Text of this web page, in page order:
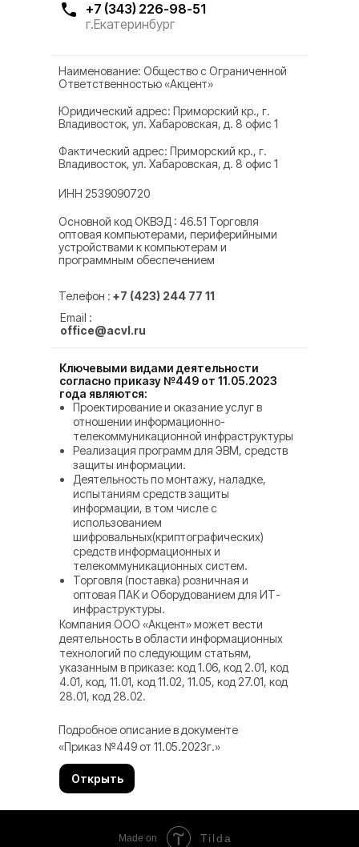
+7 (343) 226-98-51
г.Екатеринбург
Email :
office@acvl.ru
Телефон : +7 (423) 244 77 11
Основной код ОКВЭД : 46.51 Торговля
оптовая компьютерами, периферийными
устройствами к компьютерам и
программным обеспечением
ИНН 2539090720
Фактический адрес: Приморский кр., г.
Владивосток, ул. Хабаровская, д. 8 офис 1
Юридический адрес: Приморский кр., г.
Владивосток, ул. Хабаровская, д. 8 офис 1
Подробное описание в документе
«Приказ №449 от 11.05.2023г.»
Компания ООО «Акцент» может вести
деятельность в области информационных
технологий по следующим статьям,
указанным в приказе: код 1.06, код 2.01, код
4.01, код, 11.01, код 11.02, 11.05, код 27.01, код
28.01, код 28.02.
Проектирование и оказание услуг в
отношении информационно-
телекоммуникационной инфраструктуры
Реализация программ для ЭВМ, средств
защиты информации.
Деятельность по монтажу, наладке,
испытаниям средств защиты
информации, в том числе с
использованием
шифровальных(криптографических)
средств информационных и
телекоммуникационных систем.
Торговля (поставка) розничная и
оптовая ПАК и Оборудованием для ИТ-
инфраструктуры.
Ключевыми видами деятельности
согласно приказу №449 от 11.05.2023
года являются:
Наименование: Общество с Ограниченной
Ответственностью «Акцент»
Открыть
Made on Tilda